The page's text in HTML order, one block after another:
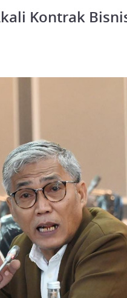
Kontrak